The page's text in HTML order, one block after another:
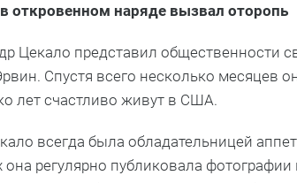
откровенном наряде вызвал оторопь
Цекало представил
Спустя всего несколько месяцев
лет счастливо живут в США.
всегда была обладательницей
она регулярно публиковала